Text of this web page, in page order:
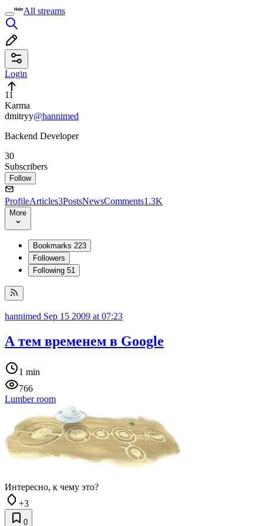
All streams
Login
11
Karma
dmitryy@hannimed
Backend Developer
30
Subscribers
Follow
ProfileArticles3PostsNewsComments1.3K
More
Bookmarks 223
Followers
Following 51
hannimed Sep 15 2009 at 07:23
А тем временем в Google
1 min
766
Lumber room
Интересно, к чему это?
+3
0